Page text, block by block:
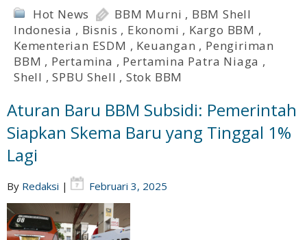
Hot News BBM Murni , BBM Shell
Indonesia , Bisnis , Ekonomi , Kargo BBM ,
Kementerian ESDM , Keuangan , Pengiriman
BBM , Pertamina , Pertamina Patra Niaga ,
Shell ,SPBU Shell , Stok BBM
Aturan Baru BBM Subsidi: Pemerintah
Siapkan Skema Baru yang Tinggal 1%
Lagi
By Redaksi | Februari 3, 2025